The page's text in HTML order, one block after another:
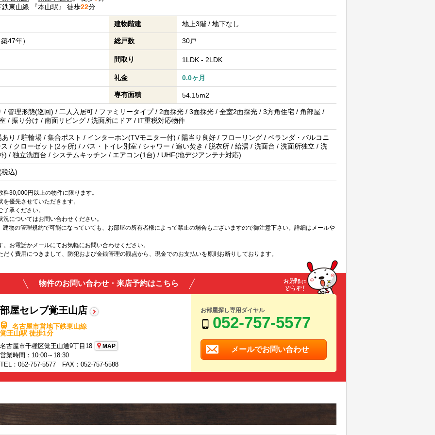
東山線 『本山駅 』 徒歩22分
建物階建 地上3階 / 地下なし
47年） 総戸数 30戸
間取り 1LDK - 2LDK
礼金 0.0ヶ月
専有面積 54.15m2
/ 管理形態(巡回) / 二人入居可 / ファミリータイプ / 2面採光 / 3面採光 / 全室2面採光 / 3方角住宅 / 角部屋 /
/ 振り分け / 南面リビング / 洗面所にドア / IT重税対応物件
り / 駐輪場 / 集合ポスト / インターホン(TVモニター付) / 陽当り良好 / フローリング / ベランダ・バルコニ
/ クローゼット(2ヶ所) / バス・トイレ別室 / シャワー / 追い焚き / 脱衣所 / 給湯 / 洗面台 / 洗面所独立 / 洗
) / 独立洗面台 / システムキッチン / エアコン(1台) / UHF(地デジアンテナ対応)
込)
30,000円以上の物件に限ります。
優先させていただきます。
承ください。
についてはお問い合わせください。
物の管理規約で可能になっていても、お部屋の所有者様によって禁止の場合もございますので御注意下さい。詳細はメールや
お電話かメールにてお気軽にお問い合わせください。
く費用につきまして、防犯および金銭管理の観点から、現金でのお支払いを原則お断りしております。
物件のお問い合わせ・来店予約はこちら
部屋セレブ覚王山店
名古屋市営地下鉄東山線
覚王山駅 徒歩1分
名古屋市千種区覚王山通9丁目18 MAP
営業時間：10:00～18:30
TEL：052-757-5577 FAX：052-757-5588
お部屋探し専用ダイヤル
052-757-5577
メールでお問い合わせ